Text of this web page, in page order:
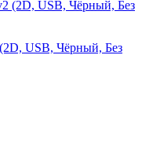
USB, Чёрный, Без